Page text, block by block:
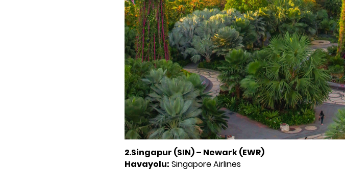
2.Singapur (SIN) – Newark (EWR)
Havayolu: Singapore Airlines